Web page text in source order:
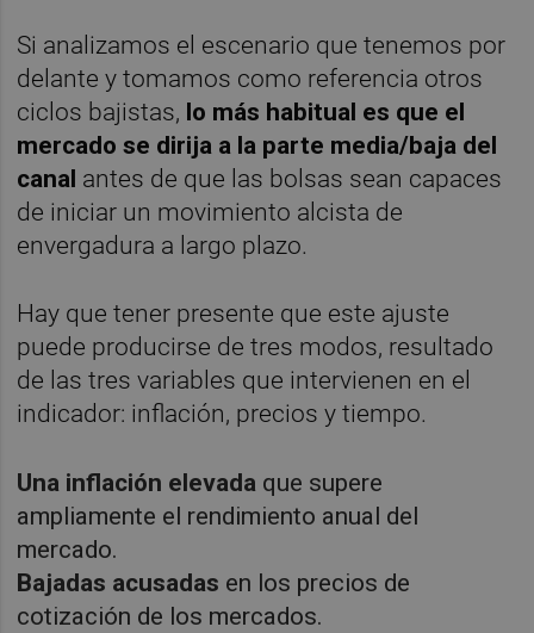
Si analizamos el escenario que tenemos por
delante y tomamos como referencia otros
ciclos bajistas, lo más habitual es que el
mercado se dirija a la parte media/baja del
canal antes de que las bolsas sean capaces
de iniciar un movimiento alcista de
envergadura a largo plazo.
Hay que tener presente que este ajuste
puede producirse de tres modos, resultado
de las tres variables que intervienen en el
indicador: inflación, precios y tiempo.
Una inflación elevada que supere
ampliamente el rendimiento anual del
mercado.
Bajadas acusadas en los precios de
cotización de los mercados.